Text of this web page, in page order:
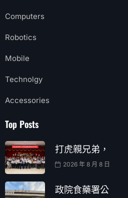
Computers
Robotics
Mobile
Technolgy
Accessories
Top Posts
打虎親兄弟，
2026 年 8 月 8 日
政院食藥署公